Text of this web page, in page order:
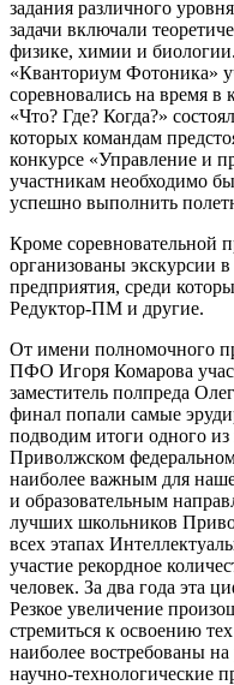
задания различного
задачи включали
физике, химии и
«Кванториум Фотоника»
соревновались на время в
«Что? Где? Когда?»
которых командам
конкурсе «Управление и
участникам необходимо
успешно выполнить
Кроме соревновательной
организованы экскурсии
предприятия, среди
Редуктор-ПМ и другие.
От имени полномочного
ПФО Игоря Комарова
заместитель полпреда
финал попали самые
подводим итоги одного
Приволжском
наиболее важным для
и образовательным
лучших школьников
всех этапах
участие рекордное
человек. За два года эта
Резкое увеличение
стремиться к освоению
наиболее востребованы
научно-технологические